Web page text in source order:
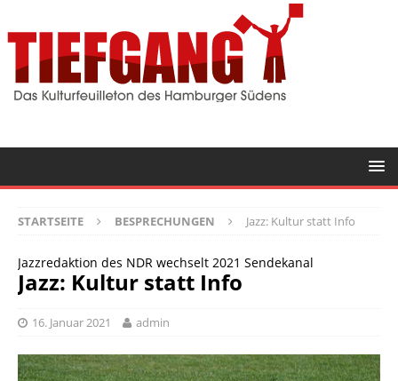
STARTSEITE BESPRECHUNGEN Jazz: Kultur statt Info
Jazzredaktion des NDR wechselt 2021 Sendekanal
Jazz: Kultur statt Info
16. Januar 2021 admin